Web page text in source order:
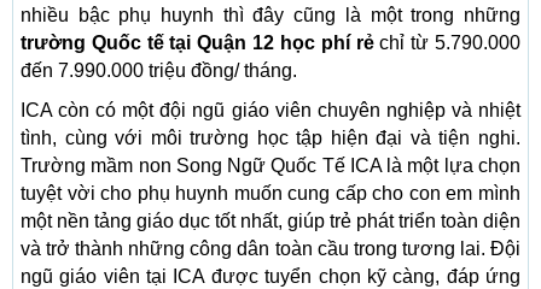
nhiều bậc phụ huynh thì đây cũng là một trong những
trường Quốc tế tại Quận 12 học phí rẻchỉ từ 5.790.000
đến 7.990.000 triệu đồng/ tháng.
ICA còn có một đội ngũ giáo viên chuyên nghiệp và nhiệt
tình, cùng với môi trường học tập hiện đại và tiện nghi.
Trường mầm non Song Ngữ Quốc Tế ICA là một lựa chọn
tuyệt vời cho phụ huynh muốn cung cấp cho con em mình
một nền tảng giáo dục tốt nhất, giúp trẻ phát triển toàn diện
và trở thành những công dân toàn cầu trong tương lai. Đội
ngũ giáo viên tại ICA được tuyển chọn kỹ càng, đáp ứng